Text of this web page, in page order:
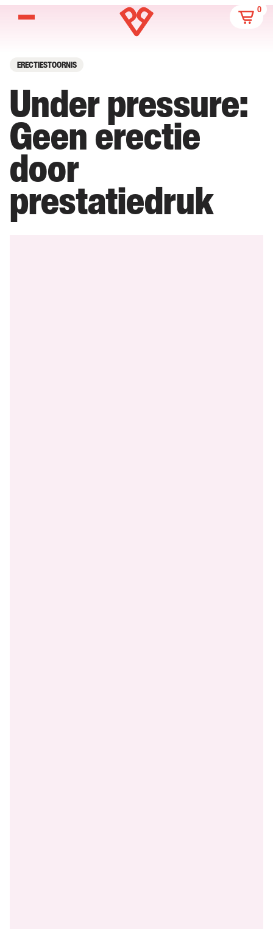
0
ERECTIESTOORNIS
Under pressure:
Geen erectie
door
prestatiedruk